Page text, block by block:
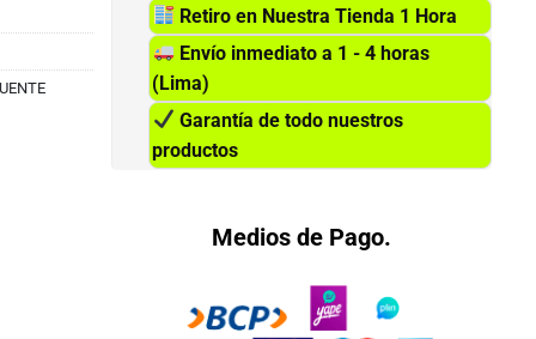
Retiro en Nuestra Tienda 1 Hora
Envío inmediato a 1 - 4 horas
(Lima)
Garantía de todo nuestros
productos
Medios de Pago.